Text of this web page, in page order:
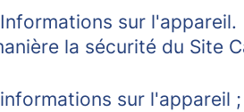
sur l'appareil.
la sécurité du Site
sur l'appareil